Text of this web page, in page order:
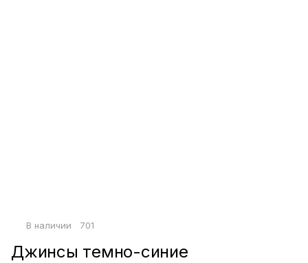
В наличии 701
Джинсы темно-синие
конфиденциальности